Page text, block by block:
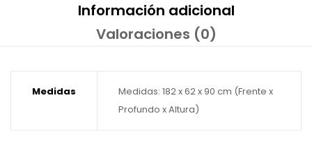
Información adicional
Valoraciones (0)
Medidas
Medidas: 182 x 62 x 90 cm (Frente x
Profundo x Altura)